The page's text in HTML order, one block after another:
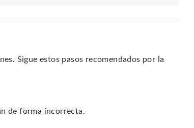
Sigue estos pasos recomendados por la
de forma incorrecta.